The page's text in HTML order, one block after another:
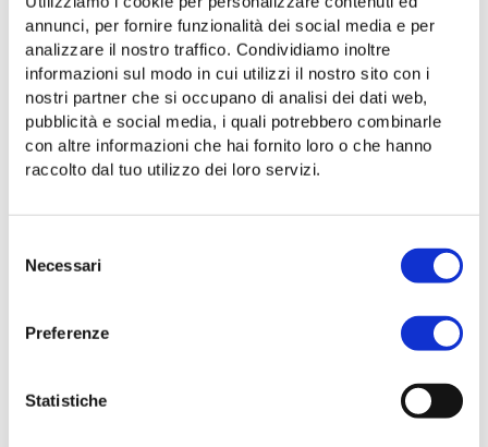
annunci, per fornire funzionalità dei social media e per
analizzare il nostro traffico. Condividiamo inoltre
informazioni sul modo in cui utilizzi il nostro sito con i
nostri partner che si occupano di analisi dei dati web,
pubblicità e social media, i quali potrebbero combinarle
con altre informazioni che hai fornito loro o che hanno
raccolto dal tuo utilizzo dei loro servizi.
delNecessari
Preferenze
Statistiche
Livello di spagnolo
Seleziona il tuo livello di conoscenza
Altre lingue
0/2000
Conoscenze informatiche